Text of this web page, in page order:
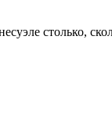
столько,